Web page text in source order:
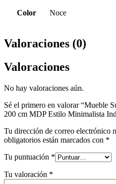
Color Noce
Valoraciones (0)
Valoraciones
No hay valoraciones aún.
Sé el primero en valorar “Mueble
200 cm MDP Estilo Minimalista
Tu dirección de correo electrónico
obligatorios están marcados con *
Tu puntuación *
Tu valoración *